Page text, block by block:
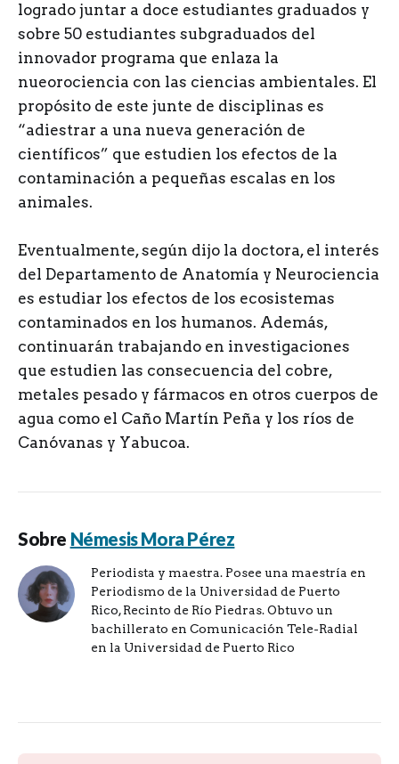
logrado juntar a doce estudiantes graduados y
sobre 50 estudiantes subgraduados del
innovador programa que enlaza la
nueorociencia con las ciencias ambientales. El
propósito de este junte de disciplinas es
“adiestrar a una nueva generación de
científicos” que estudien los efectos de la
contaminación a pequeñas escalas en los
animales.
Eventualmente, según dijo la doctora, el interés
del Departamento de Anatomía y Neurociencia
es estudiar los efectos de los ecosistemas
contaminados en los humanos. Además,
continuarán trabajando en investigaciones
que estudien las consecuencia del cobre,
metales pesado y fármacos en otros cuerpos de
agua como el Caño Martín Peña y los ríos de
Canóvanas y Yabucoa.
Sobre Némesis Mora Pérez
Periodista y maestra. Posee una maestría en
Periodismo de la Universidad de Puerto
Rico, Recinto de Río Piedras. Obtuvo un
bachillerato en Comunicación Tele-Radial
en la Universidad de Puerto Rico